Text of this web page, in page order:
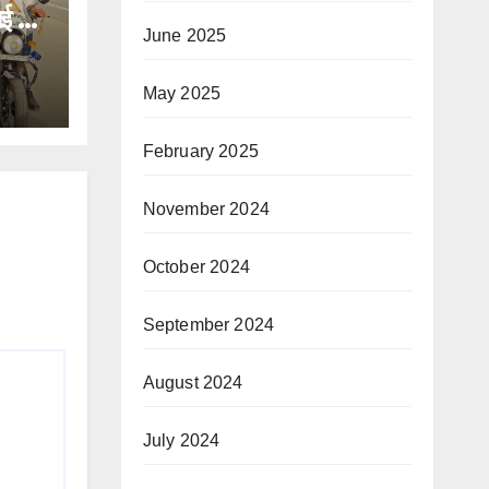
गई
June 2025
May 2025
February 2025
November 2024
October 2024
September 2024
August 2024
July 2024